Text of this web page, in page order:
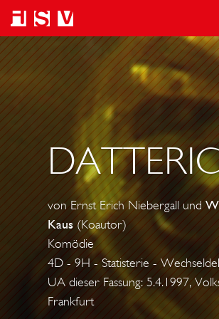
von Ernst Erich Niebergall und
Kaus (Koautor)
Komödie
4D - 9H - Statisterie -
UA dieser Fassung: 5.4.1997,
Frankfurt